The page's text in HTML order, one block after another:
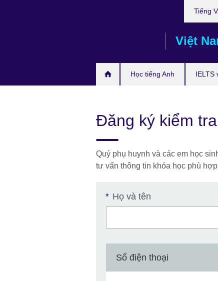
Việt
Học tiếng Anh IELTS
Tiếng
Đăng ký kiểm
Quý phụ huynh và các em học
tư vấn thông tin khóa học phù
* Họ và tên
Số điện thoại